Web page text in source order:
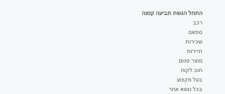
התחל הגשת תביעה קטנה
רכב
ספאם
שכירות
תיירות
מוצר פגום
חוב לקוח
בעל מקצוע
בכל נושא אחר